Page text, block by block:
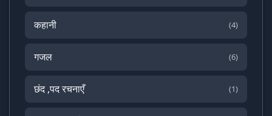
कहानी (4)
गजल (6)
छंद ,पद रचनाएँ (1)